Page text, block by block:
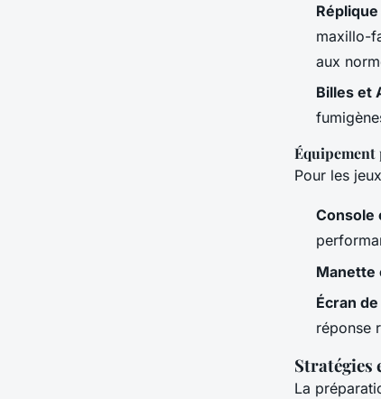
maxillo-
aux
Billes et
Équipement
Pour les
Console
Manette
Écran
réponse
Stratégies
La